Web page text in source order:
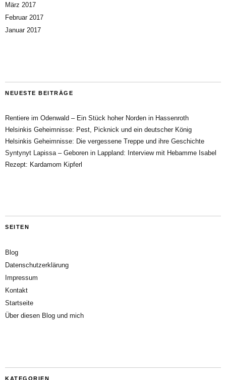
März 2017
Februar 2017
Januar 2017
NEUESTE BEITRÄGE
Rentiere im Odenwald – Ein Stück hoher Norden in Hassenroth
Helsinkis Geheimnisse: Pest, Picknick und ein deutscher König
Helsinkis Geheimnisse: Die vergessene Treppe und ihre Geschichte
Syntynyt Lapissa – Geboren in Lappland: Interview mit Hebamme Isabel
Rezept: Kardamom Kipferl
SEITEN
Blog
Datenschutzerklärung
Impressum
Kontakt
Startseite
Über diesen Blog und mich
KATEGORIEN